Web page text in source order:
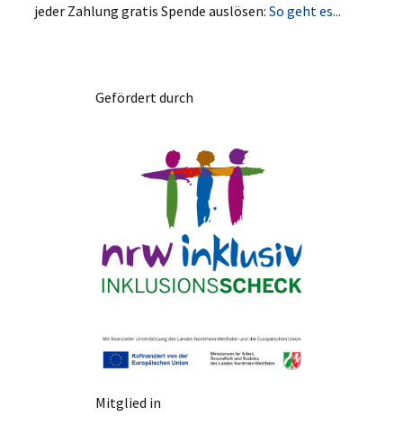
jeder Zahlung gratis Spende auslösen:So geht es...
Gefördert durch
Mitglied in